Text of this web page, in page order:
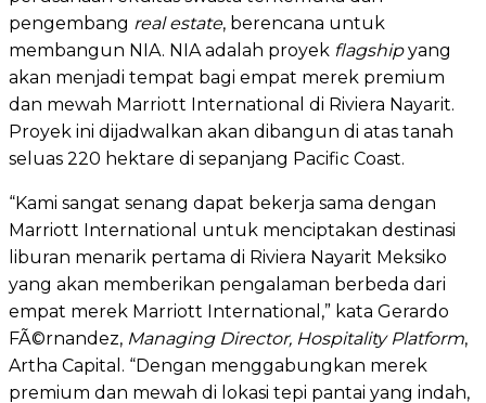
pengembang real estate, berencana untuk
membangun NIA. NIA adalah proyek flagshipyang
akan menjadi tempat bagi empat merek premium
dan mewah Marriott International di Riviera Nayarit.
Proyek ini dijadwalkan akan dibangun di atas tanah
seluas 220 hektare di sepanjang Pacific Coast.
“Kami sangat senang dapat bekerja sama dengan
Marriott International untuk menciptakan destinasi
liburan menarik pertama di Riviera Nayarit Meksiko
yang akan memberikan pengalaman berbeda dari
empat merek Marriott International,” kata Gerardo
FÃ©rnandez, Managing Director, Hospitality Platform,
Artha Capital. “Dengan menggabungkan merek
premium dan mewah di lokasi tepi pantai yang indah,